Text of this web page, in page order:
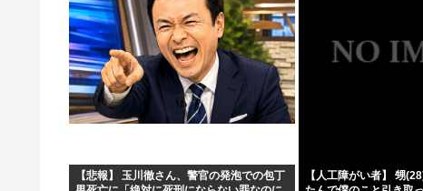
【画像】俺たちの姫、佳子さまのお気に入りのドレスが
エヌビディア、次期モデルから搭載メモリを半減させる
【自民統一の広報紙】産経新聞 東北での発行休止へ
ヨーロッパが中国製メガソーラーを締め出しｗｗｗ
【アリババ】世界最大級のオープンなAIモデル「Qｗe
【悲報】 玉川徹さん、警官の発泡での包丁
【人工障がい者】 甥